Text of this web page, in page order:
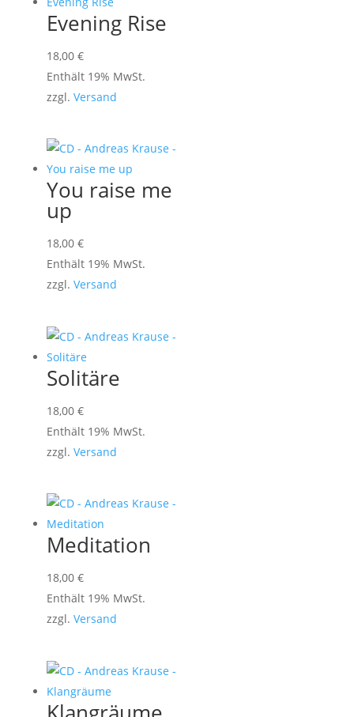
Evening Rise
18,00 €
Enthält 19% MwSt.
zzgl. Versand
You raise me
up
18,00 €
Enthält 19% MwSt.
zzgl. Versand
Solitäre
18,00 €
Enthält 19% MwSt.
zzgl. Versand
Meditation
18,00 €
Enthält 19% MwSt.
zzgl. Versand